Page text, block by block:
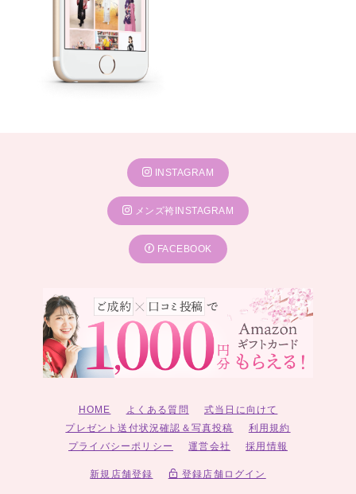
INSTAGRAM
メンズ袴INSTAGRAM
FACEBOOK
HOME よくある質問
式当日に向けて
プレゼント送付状況確認＆写真投稿
利用規約
プライバシーポリシー
運営会社 採用情報
新規店舗登録 登録店舗ログイン